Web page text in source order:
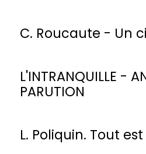
C. Roucaute - Un
L'INTRANQUILLE -
PARUTION
L. Poliquin. Tout